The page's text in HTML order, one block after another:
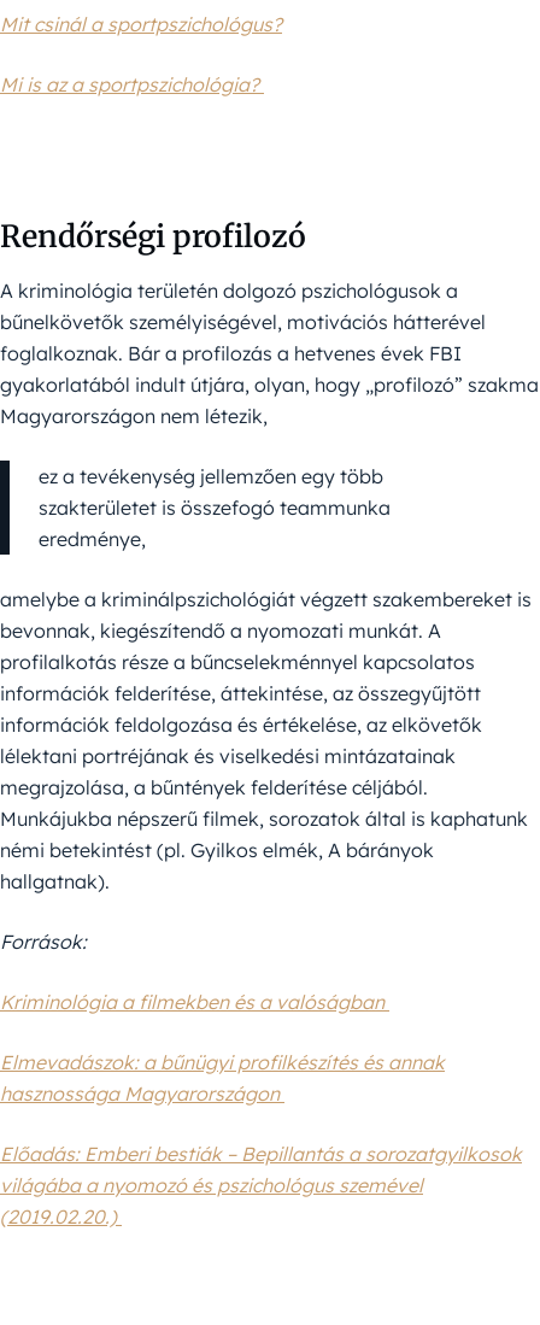
Mit csinál a sportpszichológus?
Mi is az a sportpszichológia?
Rendőrségi profilozó
A kriminológia területén dolgozó pszichológusok a
bűnelkövetők személyiségével, motivációs hátterével
foglalkoznak. Bár a profilozás a hetvenes évek FBI
gyakorlatából indult útjára, olyan, hogy „profilozó” szakma
Magyarországon nem létezik,
ez a tevékenység jellemzően egy több
szakterületet is összefogó teammunka
eredménye,
amelybe a kriminálpszichológiát végzett szakembereket is
bevonnak, kiegészítendő a nyomozati munkát. A
profilalkotás része a bűncselekménnyel kapcsolatos
információk felderítése, áttekintése, az összegyűjtött
információk feldolgozása és értékelése, az elkövetők
lélektani portréjának és viselkedési mintázatainak
megrajzolása, a bűntények felderítése céljából.
Munkájukba népszerű filmek, sorozatok által is kaphatunk
némi betekintést (pl. Gyilkos elmék, A bárányok
hallgatnak).
Források:
Kriminológia a filmekben és a valóságban
Elmevadászok: a bűnügyi profilkészítés és annak
hasznossága Magyarországon
Előadás: Emberi bestiák – Bepillantás a sorozatgyilkosok
világába a nyomozó és pszichológus szemével
(2019.02.20.)